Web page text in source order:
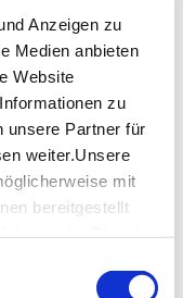
Anzeigen zu
Medien anbieten
Website
zu
unsere Partner für
weiter.Unsere
mit
bereitgestellt
GmbH